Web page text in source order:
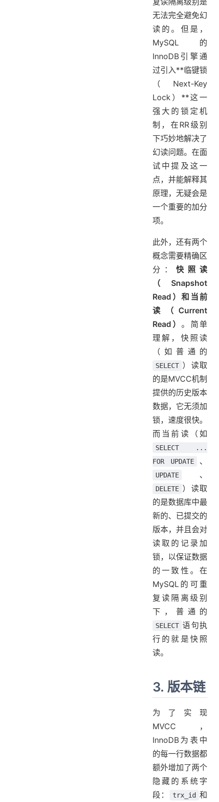
无法完全避免幻
读的。但是，
MySQL的
InnoDB引擎通
过引入**临键锁
（Next-Key
Lock）**这一
强大的锁定机
制，在RR级别
下巧妙地解决了
幻读问题。在面
试中提及这一
点，并能解释其
原理，无疑会是
一个重要的加分
项。
此外，还有两个
概念需要精确区
分： 快照读
（Snapshot
Read）和当前
读（Current
Read） 。简单
理解，快照读
（如普通的
SELECT ）读取
的是MVCC机制
提供的历史版本
数据，它无须加
锁，速度很快。
而当前读（如
SELECT ...
FOR UPDATE
、
UPDATE 、
DELETE ）读取
的是数据库中最
新的、已提交的
版本，并且会对
读取的记录加
锁，以保证数据
的一致性。在
MySQL的可重
复读隔离级别
下，普通的
SELECT 语句执
行的就是快照
读。
3. 版本链
为了实现
MVCC，
InnoDB为表中
的每一行数据都
额外增加了两个
隐藏的系统字
段：
trx_id 和